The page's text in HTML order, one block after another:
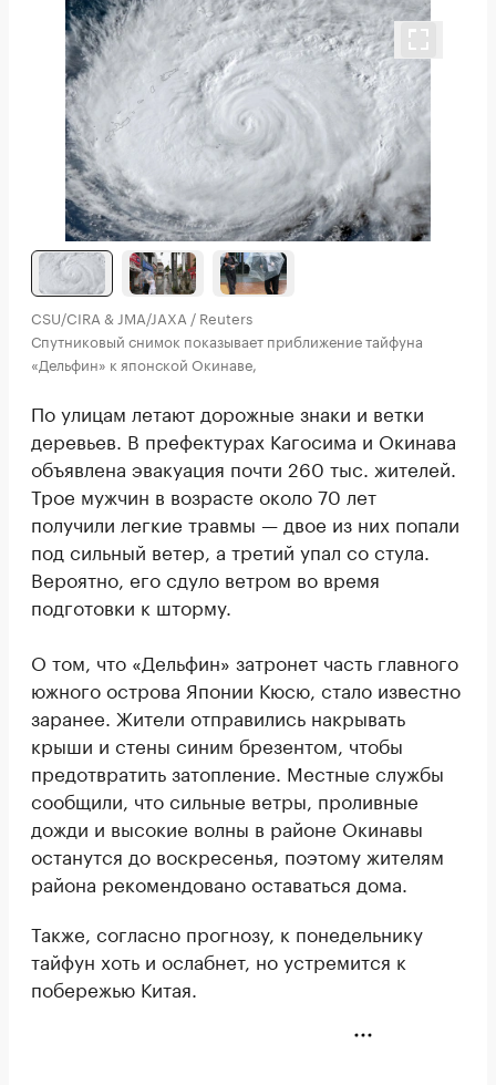
CSU/CIRA & JMA/JAXA / Reuters
Спутниковый снимок показывает приближение тайфуна
«Дельфин» к японской Окинаве,
По улицам летают дорожные знаки и ветки
деревьев. В префектурах Кагосима и Окинава
объявлена эвакуация почти 260 тыс. жителей.
Трое мужчин в возрасте около 70 лет
получили легкие травмы — двое из них попали
под сильный ветер, а третий упал со стула.
Вероятно, его сдуло ветром во время
подготовки к шторму.
О том, что «Дельфин» затронет часть главного
южного острова Японии Кюсю, стало известно
заранее. Жители отправились накрывать
крыши и стены синим брезентом, чтобы
предотвратить затопление. Местные службы
сообщили, что сильные ветры, проливные
дожди и высокие волны в районе Окинавы
останутся до воскресенья, поэтому жителям
района рекомендовано оставаться дома.
Также, согласно прогнозу, к понедельнику
тайфун хоть и ослабнет, но устремится к
побережью Китая.